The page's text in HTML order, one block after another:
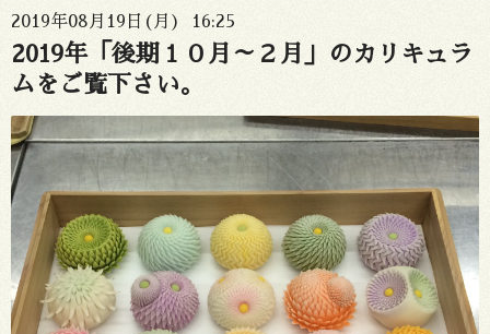
2019年08月19日(月) 16:25
2019年「後期１０月～２月」のカリキュラ
ムをご覧下さい。